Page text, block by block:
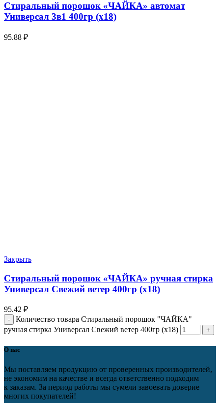
Стиральный порошок «ЧАЙКА» автомат
Универсал 3в1 400гр (х18)
95.88 ₽
Закрыть
Стиральный порошок «ЧАЙКА» ручная стирка
Универсал Свежий ветер 400гр (х18)
95.42 ₽
Количество товара Стиральный порошок "ЧАЙКА"
ручная стирка Универсал Свежий ветер 400гр (х18)
О нас
Мы поставляем продукцию от проверенных производителей,
не экономим на качестве и всегда ответственно подходим
к заказам. За период работы мы сумели завоевать доверие
многих покупателей!